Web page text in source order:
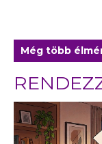
Még több